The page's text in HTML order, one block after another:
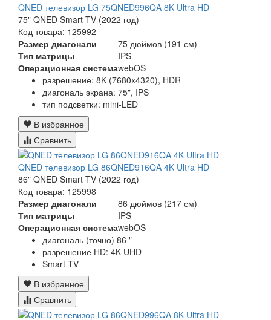
QNED телевизор LG 75QNED996QA 8K Ultra HD
75" QNED Smart TV (2022 год)
Код товара: 125992
Размер диагонали
75 дюймов (191 см)
Тип матрицы
IPS
Операционная системаwebOS
разрешение: 8K (7680x4320), HDR
диагональ экрана: 75", IPS
тип подсветки: mini-LED
В избранное
Сравнить
QNED телевизор LG 86QNED916QA 4K Ultra HD
86" QNED Smart TV (2022 год)
Код товара: 125998
Размер диагонали
86 дюймов (217 см)
Тип матрицы
IPS
Операционная системаwebOS
диагональ (точно) 86 "
разрешение HD: 4K UHD
Smart TV
В избранное
Сравнить